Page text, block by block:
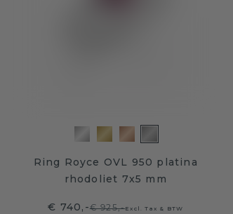
Ring Royce OVL 950 platina
rhodoliet 7x5 mm
€ 740,-€ 925,-Excl. Tax & BTW